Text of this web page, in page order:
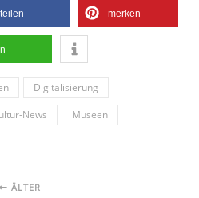
teilen merken
Digitalisierung
News Museen
ÄLTER